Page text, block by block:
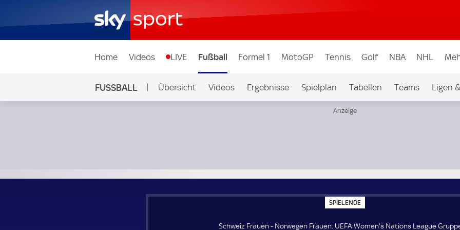
Home Videos LIVE Fußball Formel 1 MotoGP Tennis Golf NBA NHL
FUSSBALL Übersicht Videos Ergebnisse Spielplan Tabellen Teams Ligen
SPIELENDE
P
E
Schweiz Frauen - Norwegen Frauen. UEFA Women's Nations League